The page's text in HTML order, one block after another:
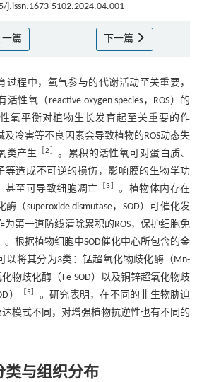
j.issn.1673-5102.2024.04.001
一篇 下一篇
过程中，氧气参与的代谢活动至关重要，
活性氧（reactive oxygen species，ROS）的
氧平衡对植物生长发育起至关重要的作
及冷害等不良因素会导致植物的ROS动态失
类产生
［2
。累积的活性氧可对蛋白质、
等造成不可逆的损伤，影响膜的生物学功
甚至可导致细胞凋亡 ［3
。植物体内存在
（superoxide dismutase，SOD）可催化发
为第一道防线清除累积的ROS，保护细胞免
。根据植物细胞中SOD催化中心所包含的金
以将其分为3类：锰超氧化物歧化酶（Mn-
化物歧化酶（Fe-SOD）以及铜锌超氧化物歧
）
［5
。研究表明，在不同的非生物胁迫
达模式不同，对增强植物抗逆性也有不同的
类与组织分布